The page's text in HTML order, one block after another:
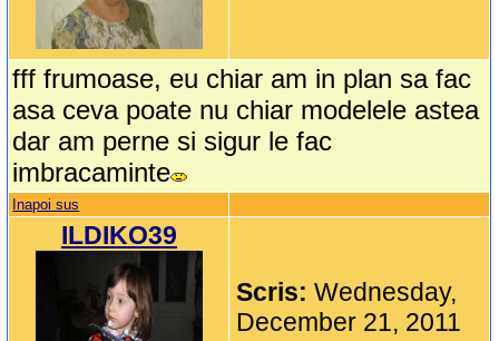
fff frumoase, eu chiar am in plan sa fac
asa ceva poate nu chiar modelele astea
dar am perne si sigur le fac
imbracaminte
Inapoi sus
ILDIKO39
Scris:Wednesday,
December 21, 2011